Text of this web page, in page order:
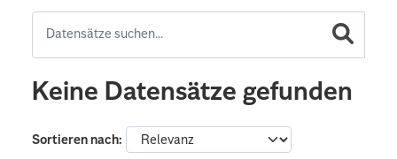
Keine Datensätze gefunden
Sortieren nach